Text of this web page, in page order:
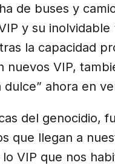
de buses y
y su inolvidable
la capacidad
nuevos VIP,
dulce” ahora en
del genocidio,
que llegan a
VIP que nos